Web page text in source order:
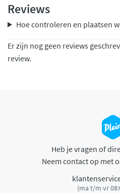
Reviews
Hoe controleren en plaatsen
Er zijn nog geen reviews
review.
Heb je vragen of
Neem contact op met
(ma t/m vr